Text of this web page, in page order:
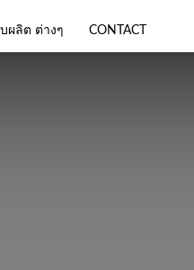
ผลิต ต่างๆ CONTACT